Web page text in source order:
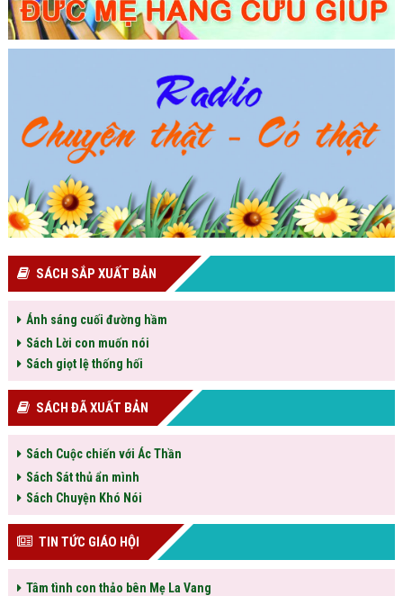
SÁCH SẮP XUẤT BẢN
Ánh sáng cuối đường hầm
Sách Lời con muốn nói
Sách giọt lệ thống hối
SÁCH ĐÃ XUẤT BẢN
Sách Cuộc chiến với Ác Thần
Sách Sát thủ ẩn mình
Sách Chuyện Khó Nói
TIN TỨC GIÁO HỘI
Tâm tình con thảo bên Mẹ La Vang